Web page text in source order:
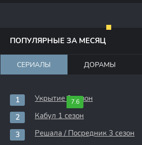
ПОПУЛЯРНЫЕ ЗА МЕСЯЦ
СЕРИАЛЫ ДОРАМЫ
7.6
Укрытие 3 сезон
Кабул 1 сезон
Решала / Посредник 3 сезон